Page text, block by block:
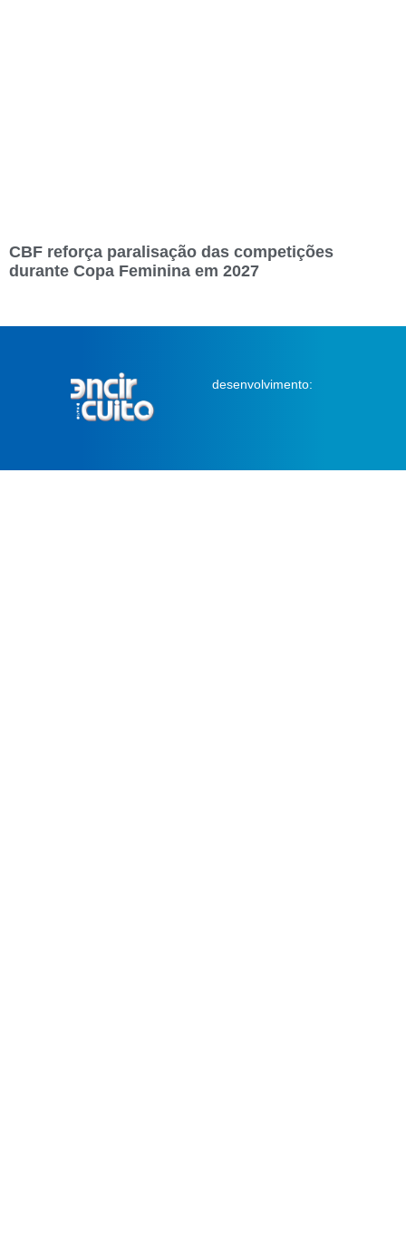
CBF reforça paralisação das competições
durante Copa Feminina em 2027
desenvolvimento: